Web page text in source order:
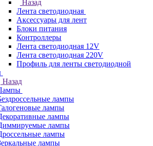
Назад
Лента светодиодная
Аксессуары для лент
Блоки питания
Контроллеры
Лента светодиодная 12V
Лента светодиодная 220V
Профиль для ленты светодиодной
Назад
лампы
лампы
лампы
лампы
лампы
лампы